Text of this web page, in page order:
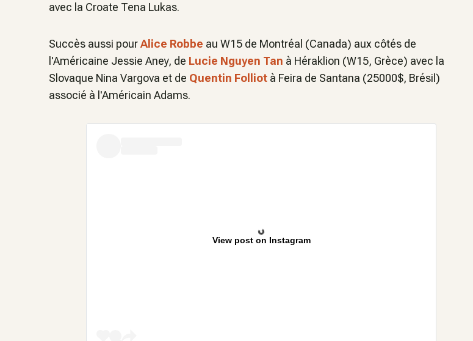
avec la Croate Tena Lukas.
Succès aussi pourAlice Robbe au W15 de Montréal (Canada) aux côtés de
l'Américaine Jessie Aney, de Lucie Nguyen Tan à Héraklion (W15, Grèce) avec la
Slovaque Nina Vargova et de Quentin Folliot à Feira de Santana (25000$, Brésil)
associé à l'Américain Adams.
View post on Instagram